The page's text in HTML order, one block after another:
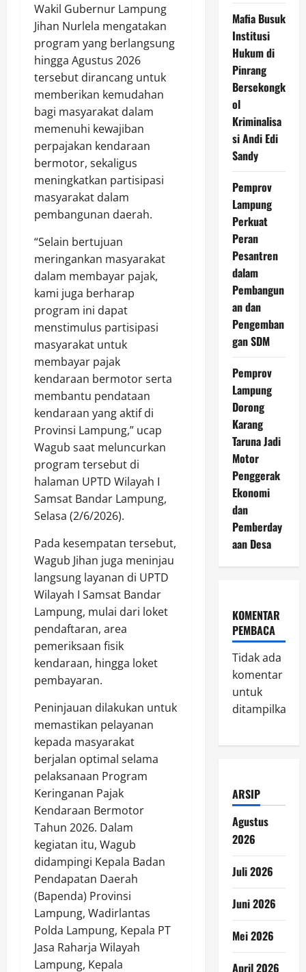
Wakil Gubernur Lampung
Jihan Nurlela mengatakan
program yang berlangsung
hingga Agustus 2026
tersebut dirancang untuk
memberikan kemudahan
bagi masyarakat dalam
memenuhi kewajiban
perpajakan kendaraan
bermotor, sekaligus
meningkatkan partisipasi
masyarakat dalam
pembangunan daerah.
“Selain bertujuan
meringankan masyarakat
dalam membayar pajak,
kami juga berharap
program ini dapat
menstimulus partisipasi
masyarakat untuk
membayar pajak
kendaraan bermotor serta
membantu pendataan
kendaraan yang aktif di
Provinsi Lampung,” ucap
Wagub saat meluncurkan
program tersebut di
halaman UPTD Wilayah I
Samsat Bandar Lampung,
Selasa (2/6/2026).
Pada kesempatan tersebut,
Wagub Jihan juga meninjau
langsung layanan di UPTD
Wilayah I Samsat Bandar
Lampung, mulai dari loket
pendaftaran, area
pemeriksaan fisik
kendaraan, hingga loket
pembayaran.
Peninjauan dilakukan untuk
memastikan pelayanan
kepada masyarakat
berjalan optimal selama
pelaksanaan Program
Keringanan Pajak
Kendaraan Bermotor
Tahun 2026. Dalam
kegiatan itu, Wagub
didampingi Kepala Badan
Pendapatan Daerah
(Bapenda) Provinsi
Lampung, Wadirlantas
Polda Lampung, Kepala PT
Jasa Raharja Wilayah
Lampung, Kepala
Mafia Busuk
Institusi
Hukum di
Pinrang
Bersekongk
ol
Kriminalisa
si Andi Edi
Sandy
Pemprov
Lampung
Perkuat
Peran
Pesantren
dalam
Pembangun
an dan
Pengemban
gan SDM
Pemprov
Lampung
Dorong
Karang
Taruna Jadi
Motor
Penggerak
Ekonomi
dan
Pemberday
aan Desa
KOMENTAR
PEMBACA
Tidak ada
komentar
untuk
ditampilkan.
ARSIP
Agustus
2026
Juli 2026
Juni 2026
Mei 2026
April 2026